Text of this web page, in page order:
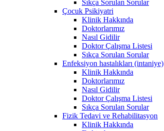
Sıkça Sorulan Sorular
Çocuk Psikiyatri
Klinik Hakkında
Doktorlarımız
Nasıl Gidilir
Doktor Çalışma Listesi
Sıkça Sorulan Sorular
Enfeksiyon hastalıkları (intaniye)
Klinik Hakkında
Doktorlarımız
Nasıl Gidilir
Doktor Çalışma Listesi
Sıkça Sorulan Sorular
Fizik Tedavi ve Rehabilitasyon
Klinik Hakkında